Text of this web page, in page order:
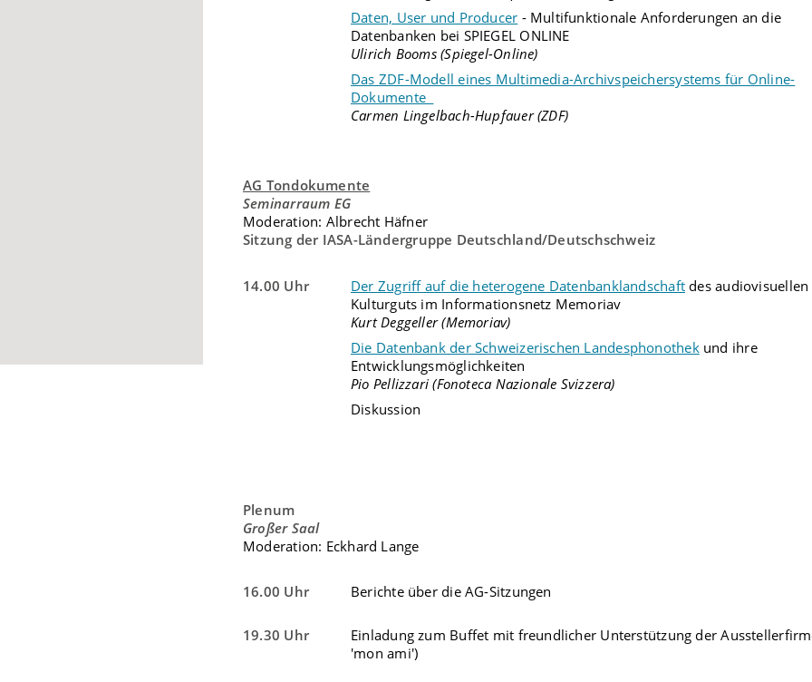
Daten, User und Producer - Multifunktionale Anforderungen an die
Datenbanken bei SPIEGEL ONLINE
Ulirich Booms (Spiegel-Online)
Das ZDF-Modell eines Multimedia-Archivspeichersystems für Online-
Dokumente
Carmen Lingelbach-Hupfauer (ZDF)
AG Tondokumente
Seminarraum EG
Moderation: Albrecht Häfner
Sitzung der IASA-Ländergruppe Deutschland/Deutschschweiz
14.00 Uhr Der Zugriff auf die heterogene Datenbanklandschaft des audiovisuellen
Kulturguts im Informationsnetz Memoriav
Kurt Deggeller (Memoriav)
Die Datenbank der Schweizerischen Landesphonothekund ihre
Entwicklungsmöglichkeiten
Pio Pellizzari (Fonoteca Nazionale Svizzera)
Diskussion
Plenum
Großer Saal
Moderation: Eckhard Lange
16.00 Uhr Berichte über die AG-Sitzungen
19.30 Uhr
Einladung zum Buffet mit freundlicher Unterstützung der
'mon ami')